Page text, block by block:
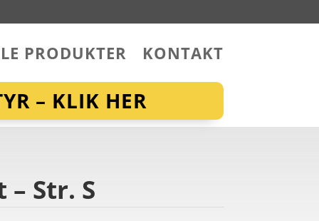
PRODUKTER KONTAKT
– KLIK HER
Str. S